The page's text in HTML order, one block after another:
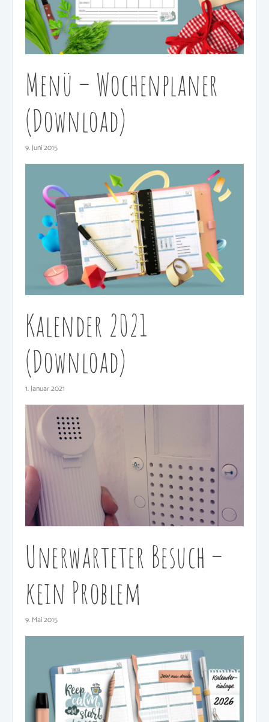
Menü – Wochenplaner
(Download)
9. Juni 2015
Kalender 2021
(Download)
1. Januar 2021
Unerwarteter Besuch –
kein Problem
9. Mai 2015